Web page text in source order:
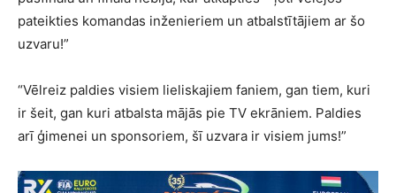
pateikties komandas inženieriem un atbalstītājiem ar šo
uzvaru!”
“Vēlreiz paldies visiem lieliskajiem faniem, gan tiem, kuri
ir šeit, gan kuri atbalsta mājās pie TV ekrāniem. Paldies
arī ģimenei un sponsoriem, šī uzvara ir visiem jums!”